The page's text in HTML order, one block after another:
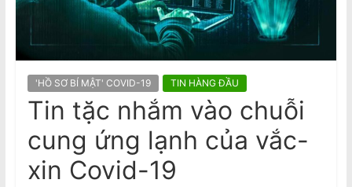
s
N
w
di dân, người tị nạn và du khách
quốc tế
Census 2026: Information for
migrants, refugees and international
Biểu Tình Phản Đối Tô Lâm Tới Quốc
Hội Úc, T.Ba 11/8 @10am Trước Nhà
Quốc Hội Liên Bang–Canberra
'HỒ SƠ BÍ MẬT' COVID-19 TIN HÀNG ĐẦU
Tin tặc nhắm vào chuỗi
cung ứng lạnh của vắc-
xin Covid-19